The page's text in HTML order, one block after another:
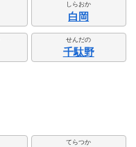
しらおか
白岡
せんだの
千駄野
てらつか